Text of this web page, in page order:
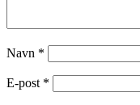
Navn *
E-post *